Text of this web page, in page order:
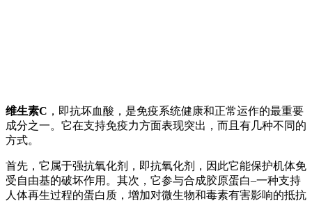
维生素C ，即抗坏血酸，是免疫系统健康和正常运作的最重要
成分之一。它在支持免疫力方面表现突出，而且有几种不同的
方式。
首先，它属于强抗氧化剂，即抗氧化剂，因此它能保护机体免
受自由基的破坏作用。其次，它参与合成胶原蛋白–一种支持
人体再生过程的蛋白质，增加对微生物和毒素有害影响的抵抗